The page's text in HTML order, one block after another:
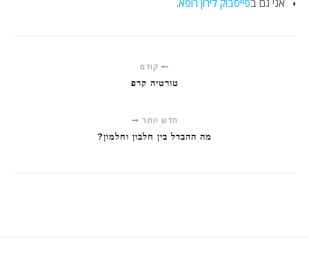
אני גם בפייסבוק לירון רופא.
קודם
טורטיה קרפ
חדש יותר
מה ההבדל בין חלבון וחלמון?